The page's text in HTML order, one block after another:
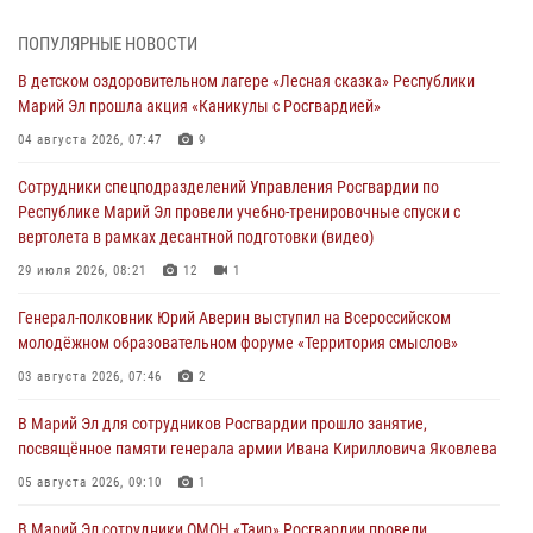
провели более 90 проверок мест хранения гражданского оружия
06 августа 2026, 08:00
В Марий Эл сотрудники вневедомственной охраны Росгвардии за
05 августа 2026, 09:44
В Марий Эл для сотрудников Росгвардии прошло занятие,
посвящённое памяти генерала армии Ивана Кирилловича Яковлева
В детском оздоровительном лагере «Лесная сказка» Республики
Марий Эл прошла акция «Каникулы с Росгвардией»
Сотрудники Центра лицензионно-разрешительной работы
Управления Росгвардии по Республике Марий Эл приняли участие в
ПОПУЛЯРНЫЕ НОВОСТИ
В детском оздоровительном лагере «Лесная сказка» Республики
Марий Эл прошла акция «Каникулы с Росгвардией»
04 августа 2026, 07:47 9
Сотрудники спецподразделений Управления Росгвардии по
Республике Марий Эл провели учебно-тренировочные спуски с
вертолета в рамках десантной подготовки (видео)
29 июля 2026, 08:21 12 1
Генерал-полковник Юрий Аверин выступил на Всероссийском
молодёжном образовательном форуме «Территория смыслов»
03 августа 2026, 07:46 2
В Марий Эл для сотрудников Росгвардии прошло занятие,
посвящённое памяти генерала армии Ивана Кирилловича Яковлева
05 августа 2026, 09:10 1
В Марий Эл сотрудники ОМОН «Таир» Росгвардии провели